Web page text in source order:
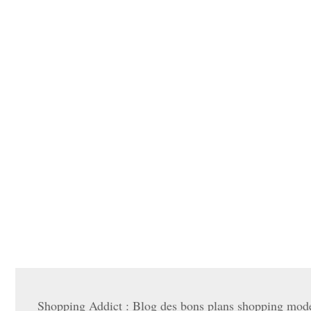
Shopping Addict : Blog des bons plans shopping